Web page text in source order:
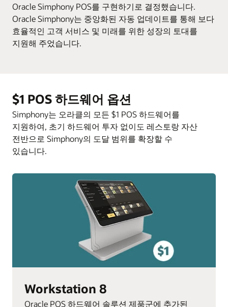
Oracle Simphony POS를 구현하기로 결정했습니다.
Oracle Simphony는 중앙화된 자동 업데이트를 통해 보다
효율적인 고객 서비스 및 미래를 위한 성장의 토대를
지원해 주었습니다.
$1 POS 하드웨어 옵션
Simphony는 오라클의 모든 $1 POS 하드웨어를
지원하여, 초기 하드웨어 투자 없이도 레스토랑 자산
전반으로 Simphony의 도달 범위를 확장할 수
있습니다.
Workstation 8
Oracle POS 하드웨어 솔루션 제품군에 추가된